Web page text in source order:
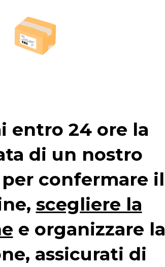
entro 24 ore la
di un nostro
confermare il
scegliere la
e organizzare la
assicurati di